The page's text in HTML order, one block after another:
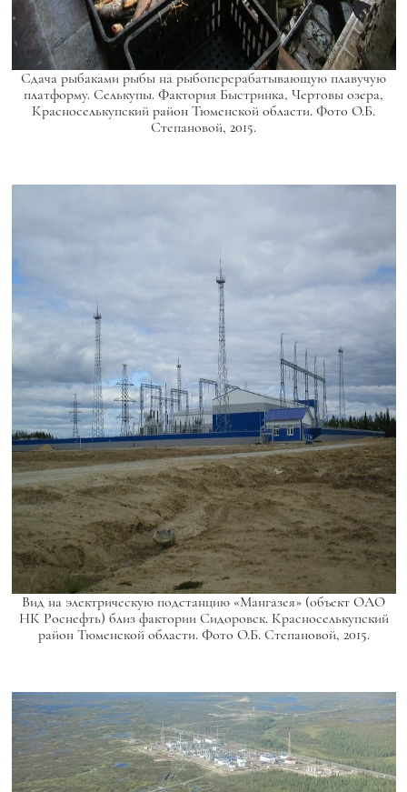
Сдача рыбаками рыбы на рыбоперерабатывающую плавучую
платформу. Селькупы. Фактория Быстринка, Чертовы озера,
Красноселькупский район Тюменской области. Фото О.Б.
Степановой, 2015.
Вид на электрическую подстанцию «Мангазея» (объект ОАО
НК Роснефть) близ фактории Сидоровск. Красноселькупский
район Тюменской области. Фото О.Б. Степановой, 2015.